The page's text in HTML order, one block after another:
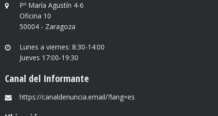
Pº María Agustín 4-6
Oficina 10
50004 - Zaragoza
Lunes a viernes: 8:30-14:00
Jueves 17:00-19:30
Canal del Informante
https://canaldenuncia.email/?lang=es